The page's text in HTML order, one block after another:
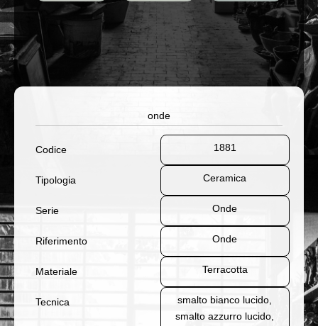
onde
Codice 1881
Tipologia Ceramica
Serie Onde
Riferimento Onde
Materiale Terracotta
Tecnica
smalto bianco lucido,
smalto azzurro lucido,